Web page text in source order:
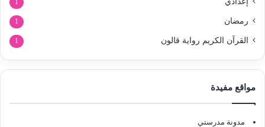
1
رمضان 1
القرآن الكريم رواية قالون 1
مواقع مفيدة
مدونة مدرستي